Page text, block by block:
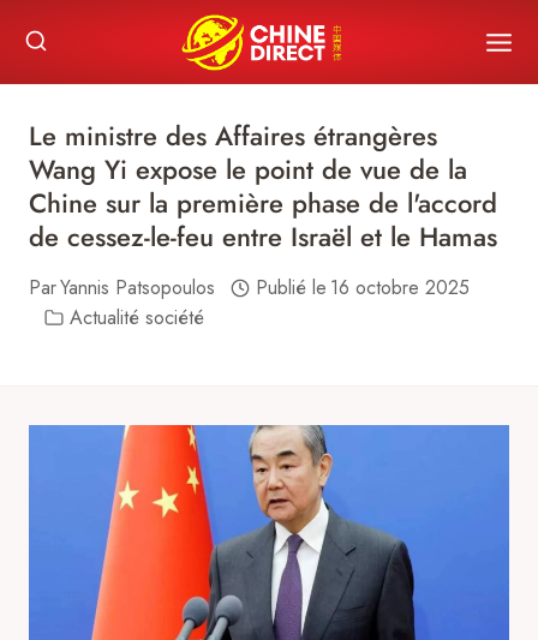
content
Le ministre des Affaires étrangères
Wang Yi expose le point de vue de la
Chine sur la première phase de l'accord
de cessez-le-feu entre Israël et le Hamas
ParYannis Patsopoulos Publié le 16 octobre 2025
Actualité société